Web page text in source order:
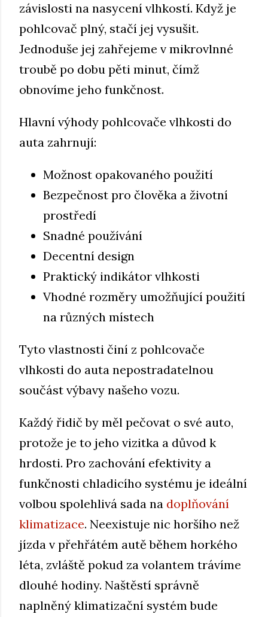
závislosti na nasycení vlhkostí. Když je
pohlcovač plný, stačí jej vysušit.
Jednoduše jej zahřejeme v mikrovlnné
troubě po dobu pěti minut, čímž
obnovíme jeho funkčnost.
Hlavní výhody pohlcovače vlhkosti do
auta zahrnují:
Možnost opakovaného použití
Bezpečnost pro člověka a životní
prostředí
Snadné používání
Decentní design
Praktický indikátor vlhkosti
Vhodné rozměry umožňující použití
na různých místech
Tyto vlastnosti činí z pohlcovače
vlhkosti do auta nepostradatelnou
součást výbavy našeho vozu.
Každý řidič by měl pečovat o své auto,
protože je to jeho vizitka a důvod k
hrdosti. Pro zachování efektivity a
funkčnosti chladicího systému je ideální
volbou spolehlivá sada na doplňování
klimatizace. Neexistuje nic horšího než
jízda v přehřátém autě během horkého
léta, zvláště pokud za volantem trávíme
dlouhé hodiny. Naštěstí správně
naplněný klimatizační systém bude